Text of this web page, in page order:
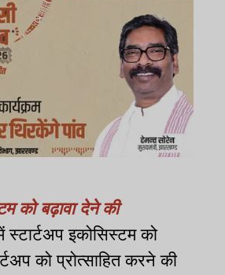
को बढ़ावा देने की
स्टार्टअप इकोसिस्टम को
को प्रोत्साहित करने की